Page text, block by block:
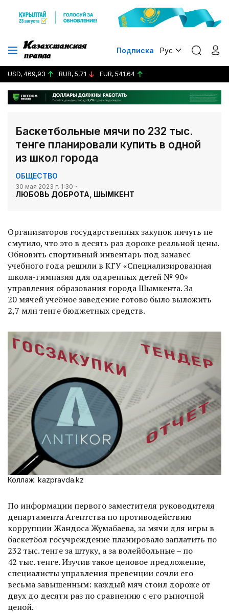
Подписка Рус
USD, 469,93 RUB, 5,71 EUR, 541,64
Баскетбольные мячи по 232 тыс.
тенге планировали купить в одной
из школ города
ОБЩЕСТВО
30 мая 2023 г. 1:30
ЛЮБОВЬ ДОБРОТА, ШЫМКЕНТ
Организаторов государственных закупок ничуть не
смутило, что это в десять раз дороже реальной цены.
Обновить спортивный инвентарь под занавес
учебного года решили в КГУ «Специализированная
школа-гимназия для одаренных детей № 90»
управления образования города Шымкента. За
20 мячей учебное заведение готово было выложить
2,7 млн тенге бюджетных средств.
Коллаж: kazpravda.kz
По информации первого заместителя руководителя
департамента Агентства по противодействию
коррупции Жандоса Жумабаева, за мячи для игры в
баскетбол госучреждение планировало заплатить по
232 тыс. тенге за штуку, а за волейбольные – по
42 тыс. тенге. Изучив такое ценовое предложение,
специалисты управления превенции соч­ли его
весьма завышенным: каждый мяч стоил дороже от
двух до десяти раз по сравнению с его рыночной
ценой.